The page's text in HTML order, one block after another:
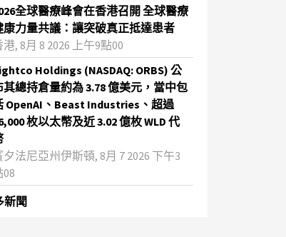
全球醫療峰會在香港召開 全球醫療
康力量共議：讓突破真正抵達患者
港, 8月 8 2026 上午9點00
Holdings (NASDAQ: ORBS) 公
其總持倉量約為 3.78 億美元，當中包
OpenAI、Beast Industries、超過
枚以太幣及近 3.02 億枚 WLD 代
夕法尼亞州伊斯頓, 8月 7 2026 下午3
08
新聞